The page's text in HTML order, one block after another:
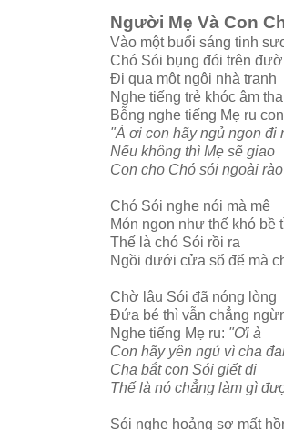
Người Mẹ Và Con
Vào một buổi sáng tinh
Chó Sói bụng đói trên
Đi qua một ngôi nhà tranh
Nghe tiếng trẻ khóc âm
Bỗng nghe tiếng Mẹ ru
"À ơi con hãy ngủ ngon đi
Nếu không thì Mẹ sẽ giao
Con cho Chó sói ngoài
Chó Sói nghe nói mà mê
Món ngon như thế khó bề
Thế là chó Sói rồi ra
Ngồi dưới cửa sổ để mà
Chờ lâu Sói đã nóng lòng
Đứa bé thì vẫn chẳng
Nghe tiếng Mẹ ru: "Ơi à
Con hãy yên ngủ vì cha
Cha bắt con Sói giết đi
Thế là nó chẳng làm gì
Sói nghe hoảng sợ mất